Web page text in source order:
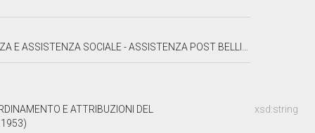
- ASSISTENZA POST BELLICA - IGIENE E SANITÀ PUBBLICA
xsd:string
E ATTRIBUZIONI DEL